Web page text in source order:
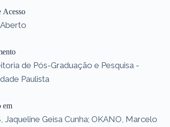
Acesso
de Pós-Graduação e Pesquisa -
Paulista
em
Jaqueline Geisa Cunha; OKANO, Marcelo